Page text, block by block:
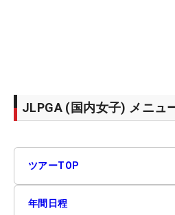
JLPGA (国内女子) メニュ
ツアーTOP
年間日程